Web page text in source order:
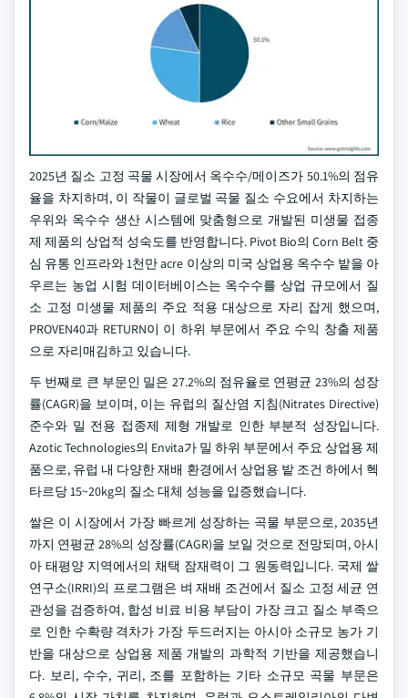
2025년 질소 고정 곡물 시장에서 옥수수/메이즈가 50.1%의 점유
율을 차지하며, 이 작물이 글로벌 곡물 질소 수요에서 차지하는
우위와 옥수수 생산 시스템에 맞춤형으로 개발된 미생물 접종
제 제품의 상업적 성숙도를 반영합니다. Pivot Bio의 Corn Belt 중
심 유통 인프라와 1천만 acre 이상의 미국 상업용 옥수수 밭을 아
우르는 농업 시험 데이터베이스는 옥수수를 상업 규모에서 질
소 고정 미생물 제품의 주요 적용 대상으로 자리 잡게 했으며,
PROVEN40과 RETURN이 이 하위 부문에서 주요 수익 창출 제품
으로 자리매김하고 있습니다.
두 번째로 큰 부문인 밀은 27.2%의 점유율로 연평균 23%의 성장
률(CAGR)을 보이며, 이는 유럽의 질산염 지침(Nitrates Directive)
준수와 밀 전용 접종제 제형 개발로 인한 부분적 성장입니다.
Azotic Technologies의 Envita가 밀 하위 부문에서 주요 상업용 제
품으로, 유럽 내 다양한 재배 환경에서 상업용 밭 조건 하에서 헥
타르당 15~20kg의 질소 대체 성능을 입증했습니다.
쌀은 이 시장에서 가장 빠르게 성장하는 곡물 부문으로, 2035년
까지 연평균 28%의 성장률(CAGR)을 보일 것으로 전망되며, 아시
아 태평양 지역에서의 채택 잠재력이 그 원동력입니다. 국제 쌀
연구소(IRRI)의 프로그램은 벼 재배 조건에서 질소 고정 세균 연
관성을 검증하여, 합성 비료 비용 부담이 가장 크고 질소 부족으
로 인한 수확량 격차가 가장 두드러지는 아시아 소규모 농가 기
반을 대상으로 상업용 제품 개발의 과학적 기반을 제공했습니
다. 보리, 수수, 귀리, 조를 포함하는 기타 소규모 곡물 부문은